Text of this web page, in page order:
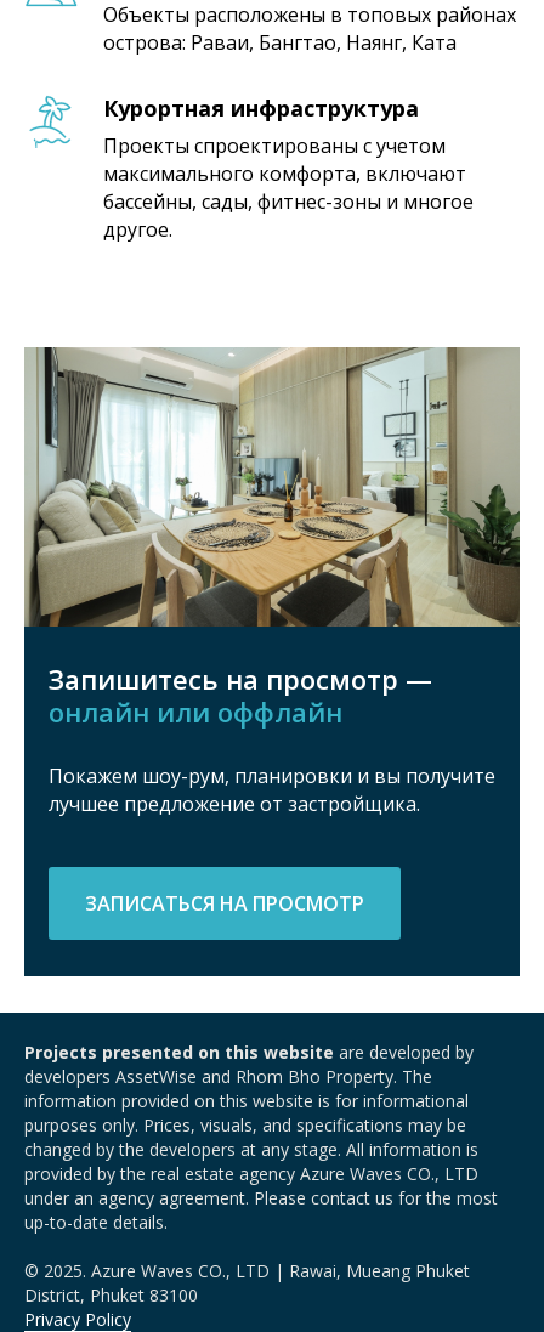
Объекты расположены в топовых районах
острова: Раваи, Бангтао, Наянг, Ката
Курортная инфраструктура
Проекты спроектированы с учетом
максимального комфорта, включают
бассейны, сады, фитнес-зоны и многое
другое.
Запишитесь на просмотр —
онлайн или оффлайн
Покажем шоу-рум, планировки и вы получите
лучшее предложение от застройщика.
ЗАПИСАТЬСЯ НА ПРОСМОТР
Projects presented on this website are developed by
developers AssetWise and Rhom Bho Property. The
information provided on this website is for informational
purposes only. Prices, visuals, and specifications may be
changed by the developers at any stage. All information is
provided by the real estate agency Azure Waves CO., LTD
under an agency agreement. Please contact us for the most
up-to-date details.
© 2025. Azure Waves CO., LTD | Rawai, Mueang Phuket
District, Phuket 83100
Privacy Policy